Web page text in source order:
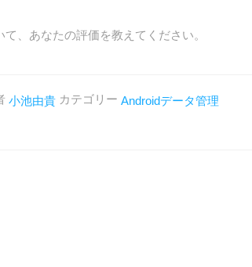
て、あなたの評価を教えてください。
小池由貴 カテゴリー Androidデータ管理